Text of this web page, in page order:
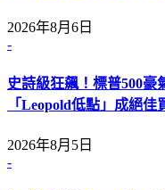
2026年8月6日
-
史詩級狂飆！標普500豪
「Leopold低點」成絕佳
2026年8月5日
-